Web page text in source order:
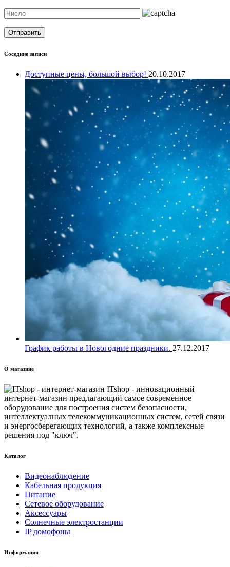
Соседние записи
Доступные цены, большой выбор! 20.10.2017
График работы в Новогодние праздники. 27.12.2017
О магазине
ITshop - инновационный
интернет-магазин предлагающий самое современное
оборудование для построения систем безопасности,
интеллектуалных телекоммуникационных систем, сетей связи
и энергосберегающих технологий, а также комплексные
решения под "ключ".
Каталог
Видеонаблюдение
Кабельная продукция
Питание
Сетевое оборудование
Аксессуары
Солнечные электростанции
IP домофоны
Информация